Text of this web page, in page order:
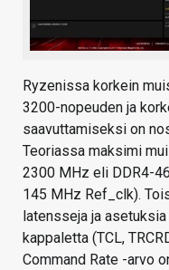
Ryzenissa korkein
3200-nopeuden ja
saavuttamiseksi on
Teoriassa maksimi
2300 MHz eli DDR4-
145 MHz Ref_clk).
latensseja ja
kappaletta (TCL,
Command Rate -arvo